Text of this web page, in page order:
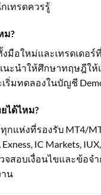
เทรดควรรู้
ม?
งมือใหม่และเทรดเดอ
ะนำให้ศึกษาทฤษฎีให้
ริ่มทดลองในบัญชี
ได้ไหม?
กแห่งที่รองรับ MT4/
IC Markets,
จสอบเงื่อนไขและข้อจ
น